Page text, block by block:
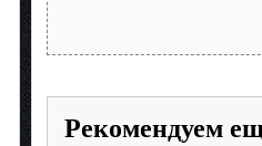
Рекомендуем